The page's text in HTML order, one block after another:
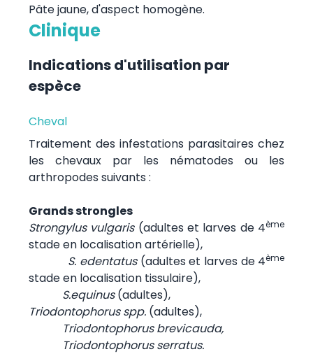
Pâte jaune, d'aspect homogène.
Clinique
Indications d'utilisation par
espèce
Cheval
Traitement des infestations parasitaires chez
les chevaux par les nématodes ou les
arthropodes suivants :
Grands strongles
Strongylus vulgaris (adultes et larves de 4ème
stade en localisation artérielle),
S. edentatus(adultes et larves de 4ème
stade en localisation tissulaire),
S.equinus(adultes),
Triodontophorus spp.(adultes),
Triodontophorus brevicauda,
Triodontophorus serratus.